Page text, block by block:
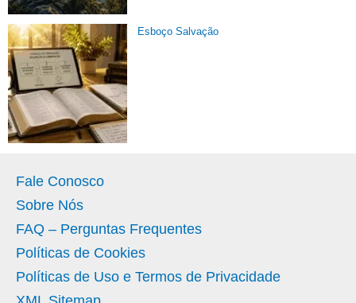
Esboço Salvação
Fale Conosco
Sobre Nós
FAQ – Perguntas Frequentes
Políticas de Cookies
Políticas de Uso e Termos de Privacidade